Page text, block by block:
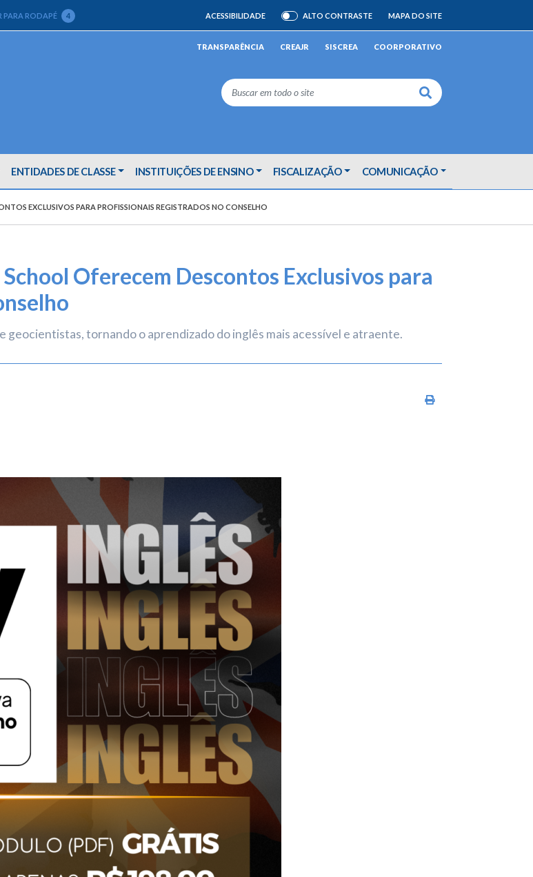
PARA RODAPÉ 4 ACESSIBILIDADE ATIVAR/DESATIVAR
ALTO CONTRASTE MAPA DO SITE
TRANSPARÊNCIA CREAJR SISCREA COORPORATIVO
Buscar
ENTIDADES DE CLASSE INSTITUIÇÕES DE ENSINO FISCALIZAÇÃO COMUNICAÇÃO
EXCLUSIVOS PARA PROFISSIONAIS REGISTRADOS NO CONSELHO
Oferecem Descontos Exclusivos para
geocientistas, tornando o aprendizado do inglês mais acessível e atraente.
Imprimir conteúdo